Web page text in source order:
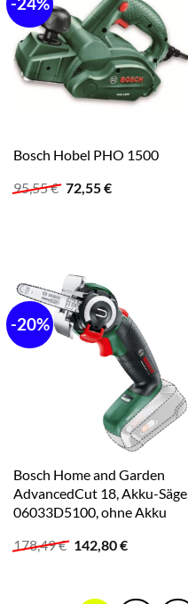
Bosch Hobel PHO 1500
95,55€ Ursprünglicher
72,55€Aktueller
-20%
Bosch Home and Garden
AdvancedCut 18, Akku-Säge,
06033D5100, ohne Akku
178,49€ Ursprünglicher
142,80€Aktueller